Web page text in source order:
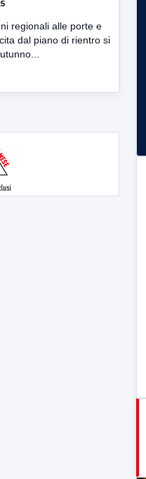
regionali alle porte e
dal piano di rientro si